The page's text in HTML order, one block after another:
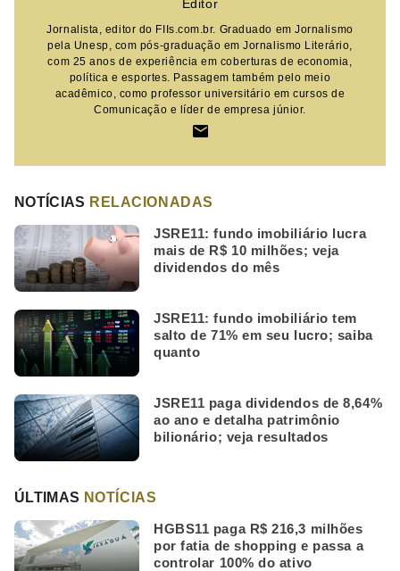
Editor
Jornalista, editor do FIIs.com.br. Graduado em Jornalismo
pela Unesp, com pós-graduação em Jornalismo Literário,
com 25 anos de experiência em coberturas de economia,
política e esportes. Passagem também pelo meio
acadêmico, como professor universitário em cursos de
Comunicação e líder de empresa júnior.
NOTÍCIAS RELACIONADAS
JSRE11: fundo imobiliário lucra
mais de R$ 10 milhões; veja
dividendos do mês
JSRE11: fundo imobiliário tem
salto de 71% em seu lucro; saiba
quanto
JSRE11 paga dividendos de 8,64%
ao ano e detalha patrimônio
bilionário; veja resultados
ÚLTIMAS NOTÍCIAS
HGBS11 paga R$ 216,3 milhões
por fatia de shopping e passa a
controlar 100% do ativo